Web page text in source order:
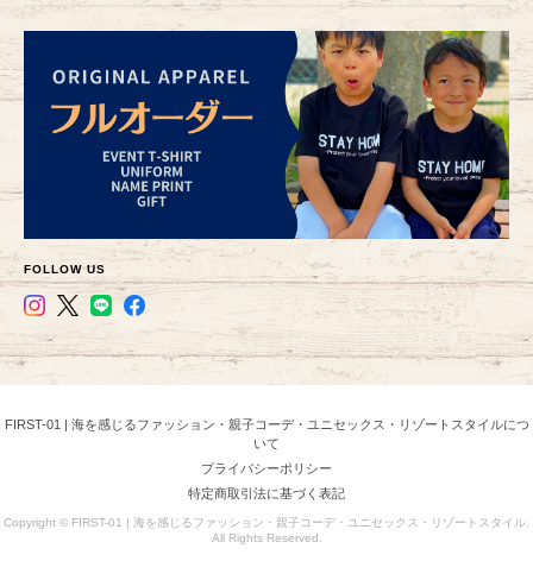
FOLLOW US
FIRST-01 | 海を感じるファッション・親子コーデ・ユニセックス・リゾートスタイルにつ
いて
プライバシーポリシー
特定商取引法に基づく表記
Copyright © FIRST-01 | 海を感じるファッション・親子コーデ・ユニセックス・リゾートスタイル.
All Rights Reserved.